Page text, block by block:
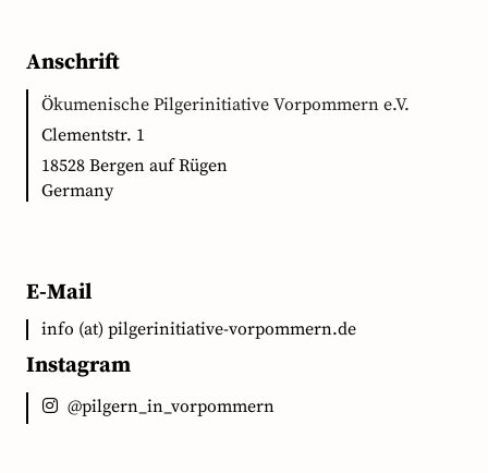
Anschrift
Ökumenische Pilgerinitiative Vorpommern e.V.
Clementstr. 1
18528 Bergen auf Rügen
Germany
E-Mail
info (at) pilgerinitiative-vorpommern.de
Instagram
@pilgern_in_vorpommern